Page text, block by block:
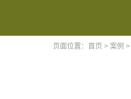
页面位置： 首页 > 案例 >